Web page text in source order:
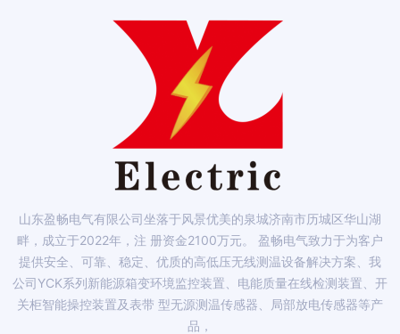
山东盈畅电气有限公司坐落于风景优美的泉城济南市历城区华山湖
畔，成立于2022年，注 册资金2100万元。 盈畅电气致力于为客户
提供安全、可靠、稳定、优质的高低压无线测温设备解决方案、我
公司YCK系列新能源箱变环境监控装置、电能质量在线检测装置、开
关柜智能操控装置及表带 型无源测温传感器、局部放电传感器等产
品，